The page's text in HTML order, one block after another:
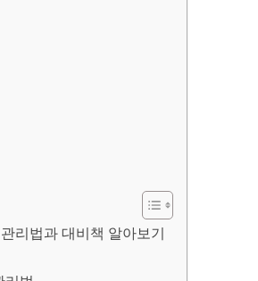
리법과 대비책 알아보기